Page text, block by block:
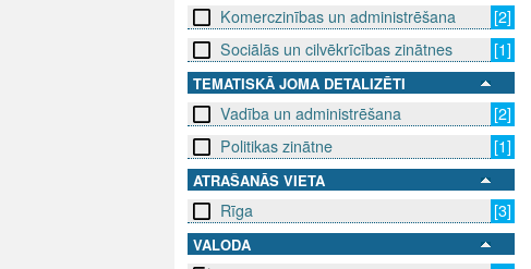
Komerczinības un administrēšana
[2]
Sociālās un cilvēkrīcības zinātnes
[1]
TEMATISKĀ JOMA DETALIZĒTI
Vadība un administrēšana
[2]
Politikas zinātne
[1]
ATRAŠANĀS VIETA
Rīga [3]
VALODA